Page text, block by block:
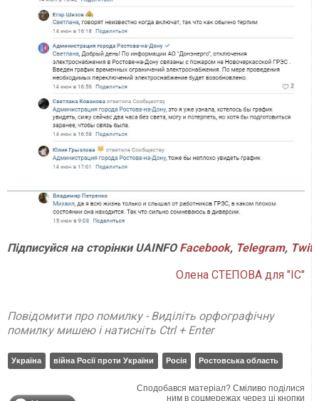
Підписуйся на сторінки UAINFO Facebook, Telegram,
Олена СТЕПОВА для "ІС"
Повідомити про помилку - Виділіть орфографічну
помилку мишею і натисніть Ctrl + Enter
Україна війна Росії проти України Росія Ростовська область
Сподобався матеріал? Сміливо поділися
ним в соцмережах через ці кнопки